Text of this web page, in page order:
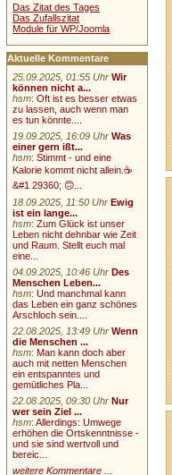
Das Zitat des Tages
Das Zufallszitat
Module für WP/Joomla
Aktuelle Kommentare
25.09.2025, 01:55 Uhr Wir
können nicht a...
hsm:Oft ist es besser etwas
zu lassen, auch wenn man
es tun könnte....
19.09.2025, 16:09 Uhr Was
einer gern ißt...
hsm:Stimmt - und eine
Kalorie kommt nicht allein.☕
&#1 29360; 🙃...
18.09.2025, 11:50 Uhr Ewig
ist ein lange...
hsm:Zum Glück ist unser
Leben nicht dehnbar wie Zeit
und Raum. Stellt euch mal
eine...
04.09.2025, 10:46 Uhr Des
Menschen Leben...
hsm:Und manchmal kann
das Leben ein ganz schönes
Arschloch sein....
22.08.2025, 13:49 Uhr Wenn
die Menschen ...
hsm:Man kann doch aber
auch mit netten Menschen
ein entspanntes und
gemütliches Pla...
22.08.2025, 09:30 Uhr Nur
wer sein Ziel ...
hsm:Allerdings: Umwege
erhöhen die Ortskenntnisse -
und sie sind wertvoll und
bereic...
weitere Kommentare ...